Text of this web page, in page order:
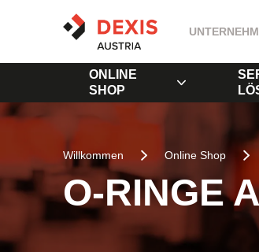
ONLINE
SHOP
Willkommen Online Shop
O-RINGE